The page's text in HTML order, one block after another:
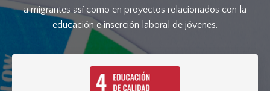
a migrantes así como en proyectos relacionados con la
educación e inserción laboral de jóvenes.